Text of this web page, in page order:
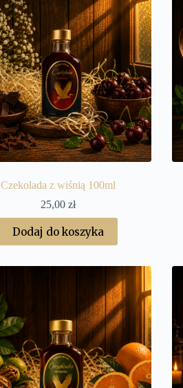
Czekolada z wiśnią 100ml
25,00zł
Dodaj do koszyka